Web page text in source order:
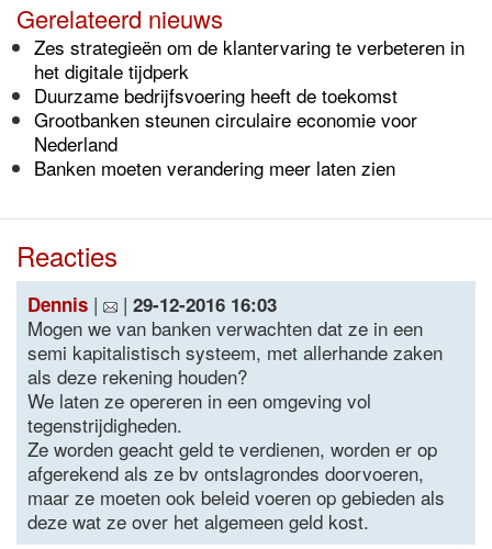
Gerelateerd nieuws
Zes strategieën om de klantervaring te verbeteren in
het digitale tijdperk
Duurzame bedrijfsvoering heeft de toekomst
Grootbanken steunen circulaire economie voor
Nederland
Banken moeten verandering meer laten zien
Reacties
Dennis | | 29-12-2016 16:03
Mogen we van banken verwachten dat ze in een
semi kapitalistisch systeem, met allerhande zaken
als deze rekening houden?
We laten ze opereren in een omgeving vol
tegenstrijdigheden.
Ze worden geacht geld te verdienen, worden er op
afgerekend als ze bv ontslagrondes doorvoeren,
maar ze moeten ook beleid voeren op gebieden als
deze wat ze over het algemeen geld kost.